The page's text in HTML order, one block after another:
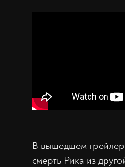
В вышедшем
смерть Рика из